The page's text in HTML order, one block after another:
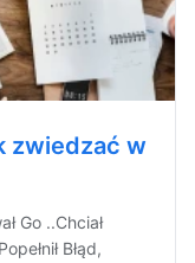
zwiedzać w
Go ..Chciał
Błąd,